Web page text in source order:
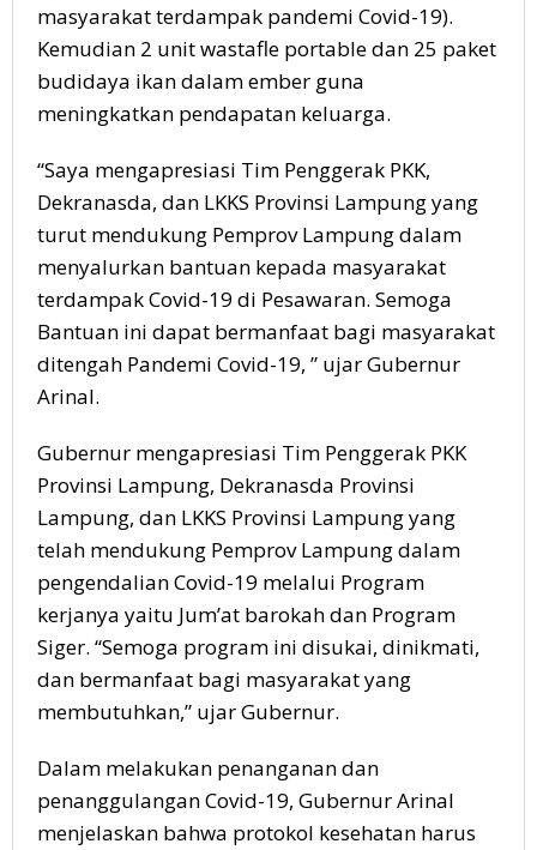
masyarakat terdampak pandemi Covid-19).
Kemudian 2 unit wastafle portable dan 25 paket
budidaya ikan dalam ember guna
meningkatkan pendapatan keluarga.
“Saya mengapresiasi Tim Penggerak PKK,
Dekranasda, dan LKKS Provinsi Lampung yang
turut mendukung Pemprov Lampung dalam
menyalurkan bantuan kepada masyarakat
terdampak Covid-19 di Pesawaran. Semoga
Bantuan ini dapat bermanfaat bagi masyarakat
ditengah Pandemi Covid-19, ” ujar Gubernur
Arinal.
Gubernur mengapresiasi Tim Penggerak PKK
Provinsi Lampung, Dekranasda Provinsi
Lampung, dan LKKS Provinsi Lampung yang
telah mendukung Pemprov Lampung dalam
pengendalian Covid-19 melalui Program
kerjanya yaitu Jum’at barokah dan Program
Siger. “Semoga program ini disukai, dinikmati,
dan bermanfaat bagi masyarakat yang
membutuhkan,” ujar Gubernur.
Dalam melakukan penanganan dan
penanggulangan Covid-19, Gubernur Arinal
menjelaskan bahwa protokol kesehatan harus